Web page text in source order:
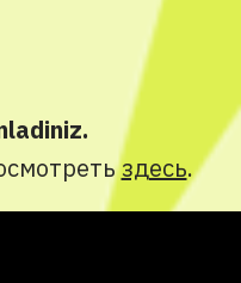
здесь.